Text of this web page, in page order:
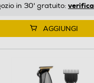
in 30' gratuito: verifica
AGGIUNGI